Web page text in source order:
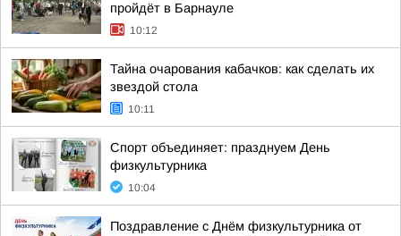
пройдёт в Барнауле
10:12
Тайна очарования кабачков: как сделать их
звездой стола
10:11
Спорт объединяет: празднуем День
физкультурника
10:04
Поздравление с Днём физкультурника от